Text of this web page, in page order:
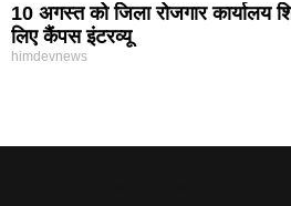
10 अगस्त को जिला रोजगार कार्यालय
लिए कैंपस इंटरव्यू
himdevnews